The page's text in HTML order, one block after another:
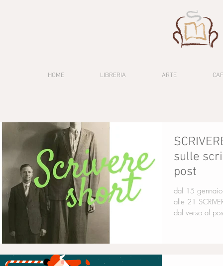
HOME LIBRERIA ARTE
sulle
post
dal 15
alle 21 SCRIVERE SHORT! un corso sulle scritture brevi: